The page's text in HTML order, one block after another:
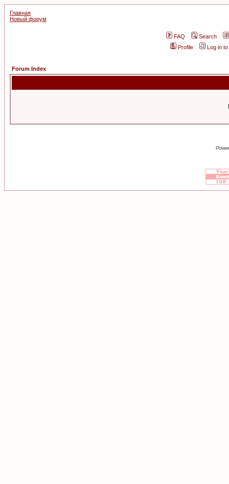
Главная
Новый форум
FAQ
Search
Profile
Log in
Forum Index